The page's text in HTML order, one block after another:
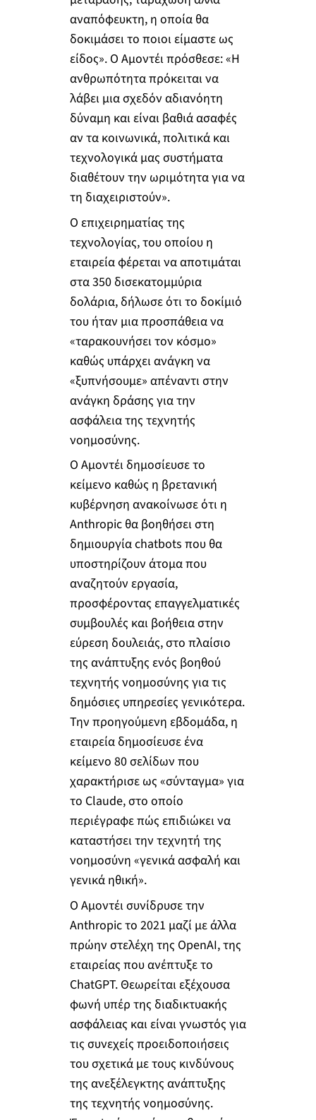
αναπόφευκτη, η οποία θα
δοκιμάσει το ποιοι είμαστε ως
είδος». Ο Αμοντέι πρόσθεσε: «Η
ανθρωπότητα πρόκειται να
λάβει μια σχεδόν αδιανόητη
δύναμη και είναι βαθιά ασαφές
αν τα κοινωνικά, πολιτικά και
τεχνολογικά μας συστήματα
διαθέτουν την ωριμότητα για να
τη διαχειριστούν».
Ο επιχειρηματίας της
τεχνολογίας, του οποίου η
εταιρεία φέρεται να αποτιμάται
στα 350 δισεκατομμύρια
δολάρια, δήλωσε ότι το δοκίμιό
του ήταν μια προσπάθεια να
«ταρακουνήσει τον κόσμο»
καθώς υπάρχει ανάγκη να
«ξυπνήσουμε» απέναντι στην
ανάγκη δράσης για την
ασφάλεια της τεχνητής
νοημοσύνης.
Ο Αμοντέι δημοσίευσε το
κείμενο καθώς η βρετανική
κυβέρνηση ανακοίνωσε ότι η
Anthropic θα βοηθήσει στη
δημιουργία chatbots που θα
υποστηρίζουν άτομα που
αναζητούν εργασία,
προσφέροντας επαγγελματικές
συμβουλές και βοήθεια στην
εύρεση δουλειάς, στο πλαίσιο
της ανάπτυξης ενός βοηθού
τεχνητής νοημοσύνης για τις
δημόσιες υπηρεσίες γενικότερα.
Την προηγούμενη εβδομάδα, η
εταιρεία δημοσίευσε ένα
κείμενο 80 σελίδων που
χαρακτήρισε ως «σύνταγμα» για
το Claude, στο οποίο
περιέγραφε πώς επιδιώκει να
καταστήσει την τεχνητή της
νοημοσύνη «γενικά ασφαλή και
γενικά ηθική».
Ο Αμοντέι συνίδρυσε την
Anthropic το 2021 μαζί με άλλα
πρώην στελέχη της OpenAI, της
εταιρείας που ανέπτυξε το
ChatGPT. Θεωρείται εξέχουσα
φωνή υπέρ της διαδικτυακής
ασφάλειας και είναι γνωστός για
τις συνεχείς προειδοποιήσεις
του σχετικά με τους κινδύνους
της ανεξέλεγκτης ανάπτυξης
της τεχνητής νοημοσύνης.